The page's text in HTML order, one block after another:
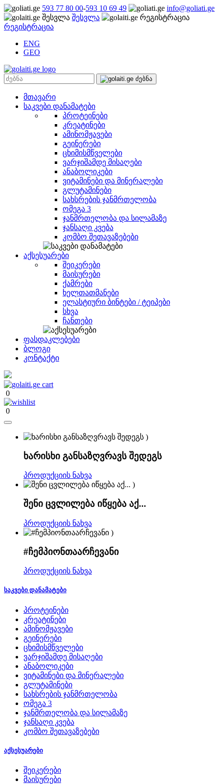
593 77 80 00-593 10 69 49
info@goliati.ge
შესვლა
რეგისტრაცია
ENG
GEO
მთავარი
საკვები დანამატები
პროტეინები
კრეატინები
ამინომჟავები
გეინერები
ცხიმისმწველები
ვარჯიშამდე მისაღები
ანაბოლიკები
ვიტამინები და მინერალები
გლუტამინები
სახსრების ჯანმრთელობა
ომეგა 3
ჯანმრთელობა და სილამაზე
ჯანსაღი კვება
კომბო შეთავაზებები
აქსესუარები
შეიკერები
მაისურები
ქამრები
ხელთათმანები
ელასტიური ბინტები / ტეიპები
სხვა
ჩანთები
ფასდაკლებები
ბლოგი
კონტაქტი
0
0
)
ხარისხი განსაზღვრავს შედეგს
პროდუქციის ნახვა
)
შენი ცვლილება იწყება აქ...
პროდუქციის ნახვა
)
#ჩემპიონთაარჩევანი
პროდუქციის ნახვა
საკვები დანამატები
პროტეინები
კრეატინები
ამინომჟავები
გეინერები
ცხიმისმწველები
ვარჯიშამდე მისაღები
ანაბოლიკები
ვიტამინები და მინერალები
გლუტამინები
სახსრების ჯანმრთელობა
ომეგა 3
ჯანმრთელობა და სილამაზე
ჯანსაღი კვება
კომბო შეთავაზებები
აქსესუარები
შეიკერები
მაისურები